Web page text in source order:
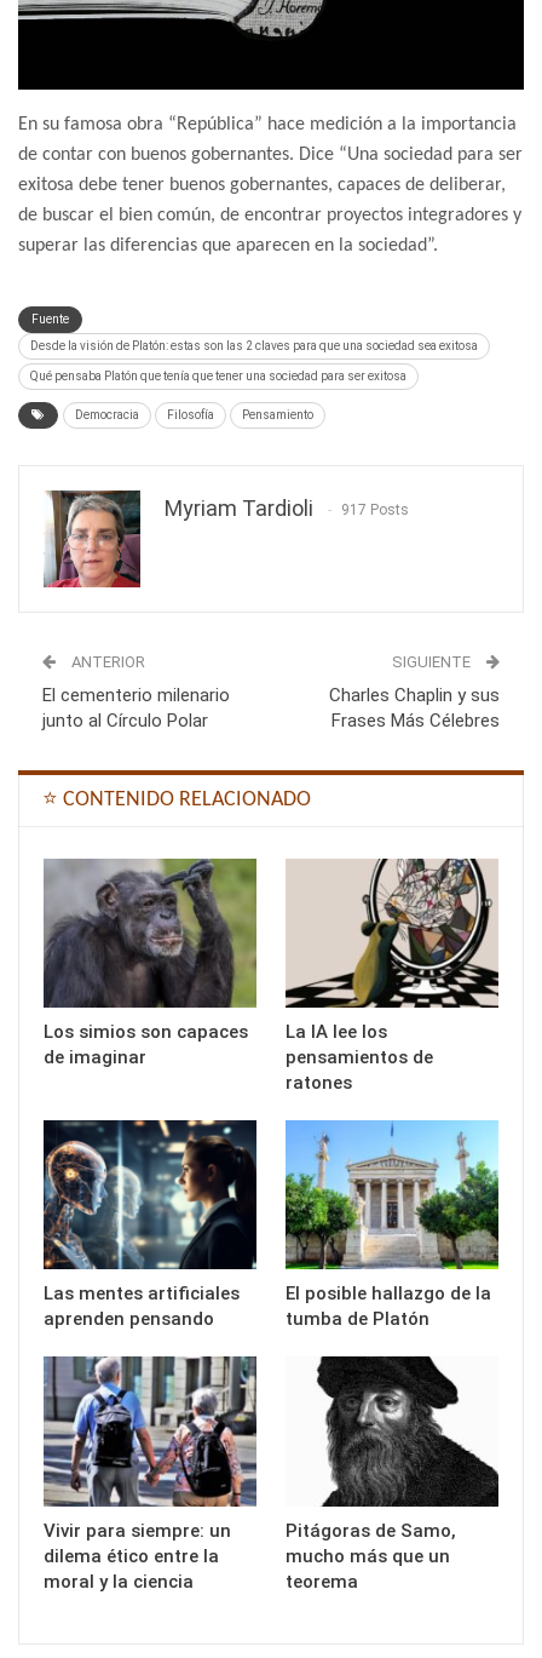
En su famosa obra “República” hace medición a la importancia
de contar con buenos gobernantes. Dice “Una sociedad para ser
exitosa debe tener buenos gobernantes, capaces de deliberar,
de buscar el bien común, de encontrar proyectos integradores y
superar las diferencias que aparecen en la sociedad”.
Fuente
Desde la visión de Platón: estas son las 2 claves para que una sociedad sea exitosa
Qué pensaba Platón que tenía que tener una sociedad para ser exitosa
Democracia Filosofía Pensamiento
Myriam Tardioli 917 Posts
ANTERIOR
El cementerio milenario
junto al Círculo Polar
SIGUIENTE
Charles Chaplin y sus
Frases Más Célebres
⭐ CONTENIDO RELACIONADO
Los simios son capaces
de imaginar
La IA lee los
pensamientos de
ratones
Las mentes artificiales
aprenden pensando
El posible hallazgo de la
tumba de Platón
Vivir para siempre: un
dilema ético entre la
moral y la ciencia
Pitágoras de Samo,
mucho más que un
teorema